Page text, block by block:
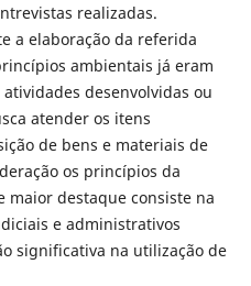
realizadas.
a elaboração da referida
ambientais já eram
atividades desenvolvidas ou
atender os itens
de bens e materiais de
os princípios da
destaque consiste na
e administrativos
significativa na utilização de